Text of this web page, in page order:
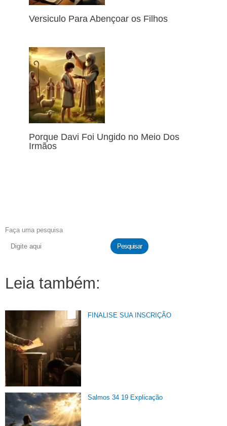
Versiculo Para Abençoar os Filhos
Porque Davi Foi Ungido no Meio Dos
Irmãos
Faça uma pesquisa
Pesquisar
Leia também:
FINALISE SUA INSCRIÇÃO
Salmos 34 19 Explicação